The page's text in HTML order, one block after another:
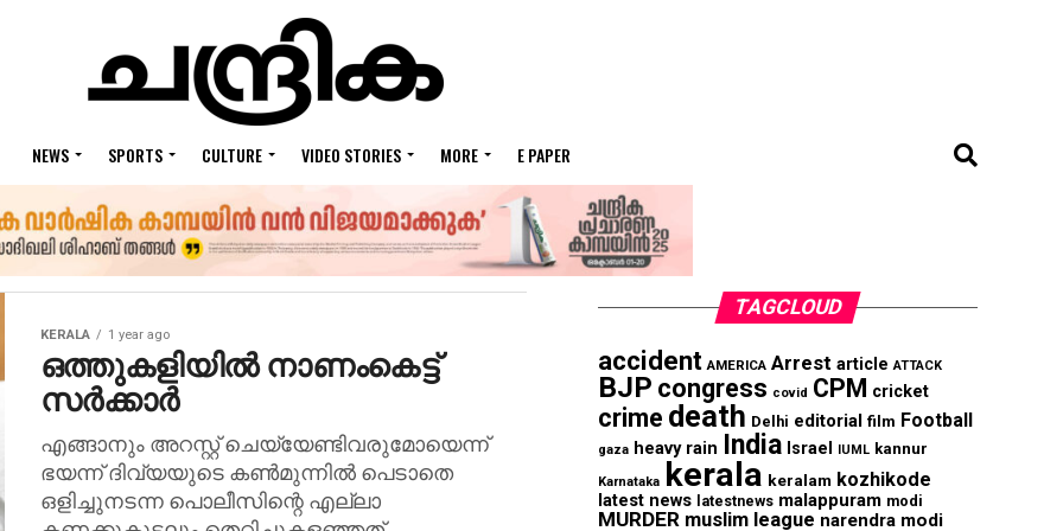
NEWS SPORTS CULTURE VIDEO STORIES MORE E PAPER
KERALA 1 year ago
ഒത്തുകളിയില്‍ നാണംകെട്ട്
സര്‍ക്കാര്‍
എങ്ങാനും അറസ്റ്റ് ചെയ്യേണ്ടിവരുമോയെന്ന്
ഭയന്ന് ദിവ്യയുടെ കണ്‍മുന്നില്‍ പെടാതെ
ഒളിച്ചുനടന്ന പൊലീസിന്റെ എല്ലാ
TAGCLOUD
accident AMERICA Arrest article ATTACK
BJP congress covid CPM cricket
crime death Delhi editorial film Football
gaza heavy rain India Israel IUML kannur
Karnataka kerala keralam kozhikode
latest news latestnews malappuram modi
MURDER muslim league narendra modi